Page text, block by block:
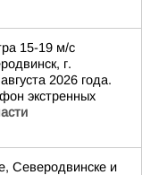
15-19 м/с
г.
2026 года.
экстренных
Северодвинске и